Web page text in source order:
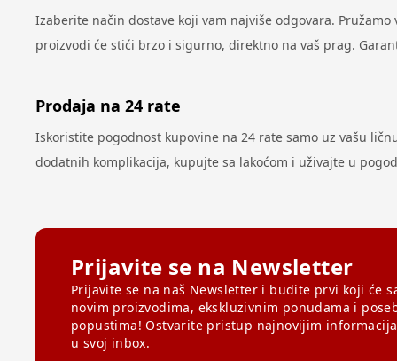
Izaberite način dostave koji vam najviše odgovara.
proizvodi će stići brzo i sigurno, direktno na vaš prag.
Prodaja na 24 rate
Iskoristite pogodnost kupovine na 24 rate samo uz vašu
dodatnih komplikacija, kupujte sa lakoćom i uživajte u
Prijavite se na Newsletter
Prijavite se na naš Newsletter i budite prvi koji će
novim proizvodima, ekskluzivnim ponudama i
popustima! Ostvarite pristup najnovijim
u svoj inbox.